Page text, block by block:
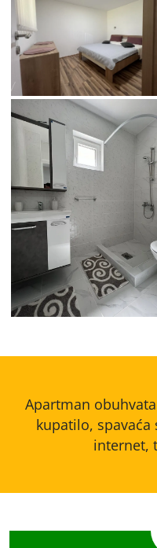
radivojevic_4-7
radivojevic_4-9
Apartman
kupatilo, spavaća
internet,